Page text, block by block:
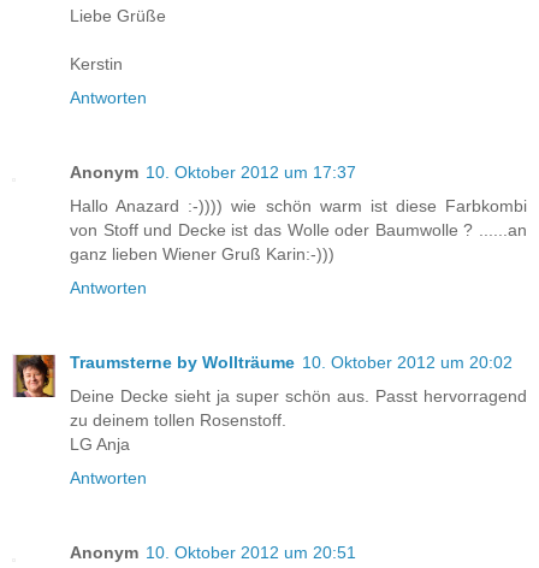
Liebe Grüße
Kerstin
Antworten
Anonym 10. Oktober 2012 um 17:37
Hallo Anazard :-)))) wie schön warm ist diese Farbkombi
von Stoff und Decke ist das Wolle oder Baumwolle ? ......an
ganz lieben Wiener Gruß Karin:-)))
Antworten
Traumsterne by Wollträume 10. Oktober 2012 um 20:02
Deine Decke sieht ja super schön aus. Passt hervorragend
zu deinem tollen Rosenstoff.
LG Anja
Antworten
Anonym 10. Oktober 2012 um 20:51